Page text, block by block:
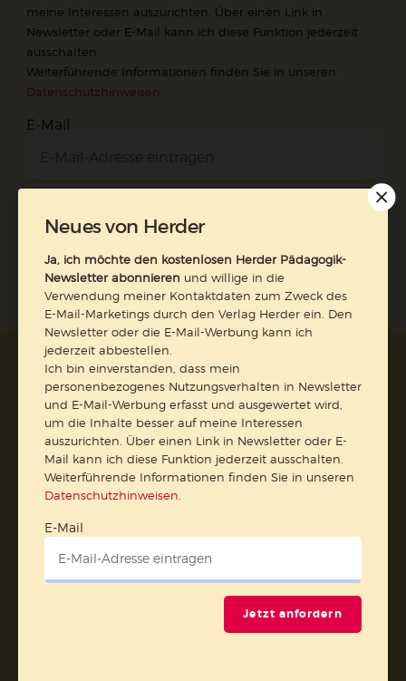
meine Interessen auszurichten. Über einen Link in
Newsletter oder E-Mail kann ich diese Funktion jederzeit
ausschalten.
Weiterführende Informationen finden Sie in unseren
Datenschutzhinweisen
E-Mail
AGB und Widerrufsbelehrung
Barrierefreiheit
Impressum
Vertrag widerrufen
Abo online kündigen
Neues von Herder
Ja, ich möchte den kostenlosen Herder Pädagogik-
Newsletter abonnieren und willige in die
Verwendung meiner Kontaktdaten zum Zweck des
E-Mail-Marketings durch den Verlag Herder ein. Den
Newsletter oder die E-Mail-Werbung kann ich
jederzeit abbestellen.
Ich bin einverstanden, dass mein
personenbezogenes Nutzungsverhalten in Newsletter
und E-Mail-Werbung erfasst und ausgewertet wird,
um die Inhalte besser auf meine Interessen
auszurichten. Über einen Link in Newsletter oder E-
Mail kann ich diese Funktion jederzeit ausschalten.
Weiterführende Informationen finden Sie in unseren
Datenschutzhinweisen
E-Mail
Jetzt anfordern